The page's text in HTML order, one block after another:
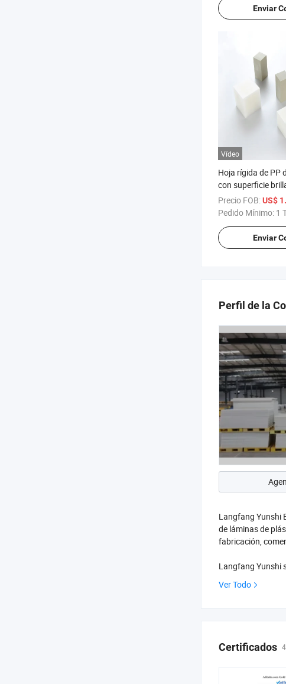
Enviar
Vídeo
Hoja rígida de PP
con superficie
resistente a los
Precio FOB:US$
Pedido Mínimo: 1
Enviar
Perfil de la
Langfang Yunshi
de láminas de
fabricación,
Langfang Yunshi
Ver Todo
Certificados